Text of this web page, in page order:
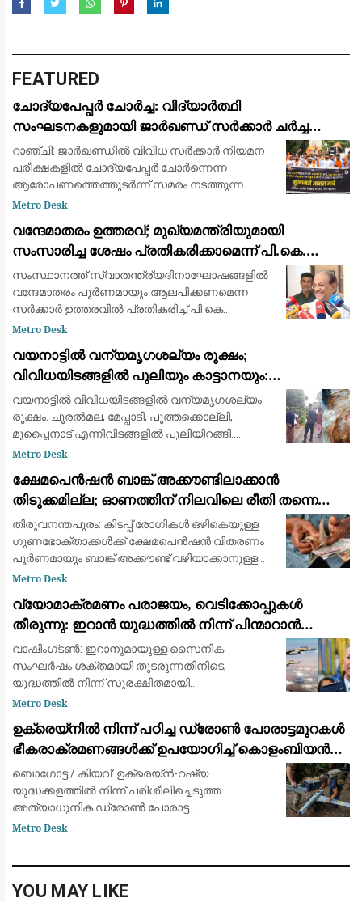
FEATURED
ചോദ്യപേപ്പർ ചോർച്ച: വിദ്യാർത്ഥി
സംഘടനകളുമായി ജാർഖണ്ഡ് സർക്കാർ ചർച്ച
നടത്തി; സമരം തുടരുമെന്ന് ഉദ്യോഗാർത്ഥികൾ
റാഞ്ചി: ജാർഖണ്ഡിൽ വിവിധ സർക്കാർ നിയമന
പരീക്ഷകളിൽ ചോദ്യപേപ്പർ ചോർന്നെന്ന
ആരോപണത്തെത്തുടർന്ന് സമരം നടത്തുന്ന
വിദ്യാർത്ഥി പ്രതിനിധികളുമായി സംസ്ഥാന
അഞ്ചംഗ സർക്കാർ
Metro Desk
വന്ദേമാതരം ഉത്തരവ്; മുഖ്യമന്ത്രിയുമായി
സംസാരിച്ച ശേഷം പ്രതികരിക്കാമെന്ന് പി.കെ.
കുഞ്ഞാലിക്കുട്ടി: നിലപാടിൽ മാറ്റമില്ല
സംസ്ഥാനത്ത് സ്വാതന്ത്ര്യദിനാഘോഷങ്ങളിൽ
വന്ദേമാതരം പൂർണമായും ആലപിക്കണമെന്ന
സർക്കാർ ഉത്തരവിൽ പ്രതികരിച്ച് പി കെ
കുഞ്ഞാലിക്കുട്ടി. സർക്കാർ നിലപാടിൽ
പൂർണ്ണമായും ച
Metro Desk
വയനാട്ടിൽ വന്യമൃഗശല്യം രൂക്ഷം;
വിവിധയിടങ്ങളിൽ പുലിയും കാട്ടാനയും:
ആശങ്കയിൽ ജനങ്ങൾ
വയനാട്ടിൽ വിവിധയിടങ്ങളിൽ വന്യമൃഗശല്യം
രൂക്ഷം. ചൂരൽമല, മേപ്പാടി, പൂത്തക്കൊല്ലി,
മൂപ്പൈനാട് എന്നിവിടങ്ങളിൽ പുലിയിറങ്ങി.
ചീരാലിൽ കടുവ ആടിനെ കൊന്നു. അതേസമയം,
കാട്ടാനയുട
Metro Desk
ക്ഷേമപെൻഷൻ ബാങ്ക് അക്കൗണ്ടിലാക്കാൻ
തിടുക്കമില്ല; ഓണത്തിന് നിലവിലെ രീതി തന്നെ
തുടരും
തിരുവനന്തപുരം: കിടപ്പ് രോഗികൾ ഒഴികെയുള്ള
ഗുണഭോക്താക്കൾക്ക് ക്ഷേമപെൻഷൻ വിതരണം
പൂർണമായും ബാങ്ക് അക്കൗണ്ട് വഴിയാക്കാനുള്ള
തീരുമാനം തിടുക്കത്തിൽ നടപ്പാക്കില്ലെന്ന്
Metro Desk
വ്യോമാക്രമണം പരാജയം, വെടിക്കോപ്പുകൾ
തീരുന്നു: ഇറാൻ യുദ്ധത്തിൽ നിന്ന് പിന്മാറാൻ
വഴിതേടി അമേരിക്കൻ സൈനിക നേതൃത്വം
വാഷിംഗ്ടൺ: ഇറാനുമായുള്ള സൈനിക
സംഘർഷം ശക്തമായി തുടരുന്നതിനിടെ,
യുദ്ധത്തിൽ നിന്ന് സുരക്ഷിതമായി
പുറത്തുകടക്കാനുള്ള മാർഗ്ഗങ്ങൾ (Exit Strategy)
നീക്കം നടത്തുന്നതായി റിപ
Metro Desk
ഉക്രെയ്നിൽ നിന്ന് പഠിച്ച ഡ്രോൺ പോരാട്ടമുറകൾ
ഭീകരാക്രമണങ്ങൾക്ക് ഉപയോഗിച്ച് കൊളംബിയൻ
ലഹരി കാർട്ടലുകൾ
ബൊഗോട്ട / കിയവ്: ഉക്രെയ്ൻ-റഷ്യ
യുദ്ധക്കളത്തിൽ നിന്ന് പരിശീലിച്ചെടുത്ത
അത്യാധുനിക ഡ്രോൺ പോരാട്ട
സാങ്കേതികവിദ്യകൾ കൊളംബിയയിലെ ലഹരി
Metro Desk
YOU MAY LIKE